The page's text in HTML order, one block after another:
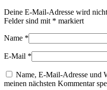
Deine E-Mail-Adresse wird
Felder sind mit * markiert
Name *
E-Mail *
Name, E-Mail-Adresse und
meinen nächsten Kommentar